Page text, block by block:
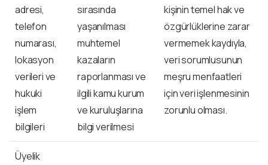
adresi,
telefon
numarası,
lokasyon
verileri ve
hukuki
işlem
bilgileri
sırasında
yaşanılması
muhtemel
kazaların
raporlanması ve
ilgili kamu kurum
ve kuruluşlarına
bilgi verilmesi
kişinin temel hak ve
özgürlüklerine zarar
vermemek kaydıyla,
veri sorumlusunun
meşru menfaatleri
için veri işlenmesinin
zorunlu olması.
Üyelik